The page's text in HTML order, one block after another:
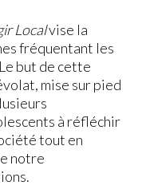
Localvise la
fréquentant les
but de cette
mise sur pied
à réfléchir
tout en
notre